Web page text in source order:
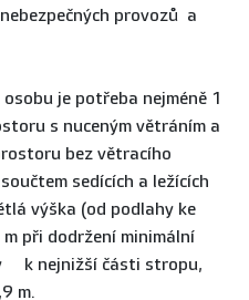
provozů a
je potřeba nejméně 1
s nuceným větráním a
bez větracího
sedících a ležících
výška (od podlahy ke
při dodržení minimální
k nejnižší části stropu,
m.